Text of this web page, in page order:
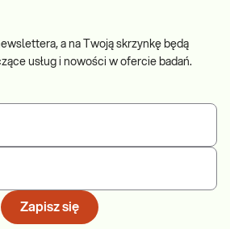
a na Twoją skrzynkę będą
usług i nowości w ofercie badań.
Zapisz się